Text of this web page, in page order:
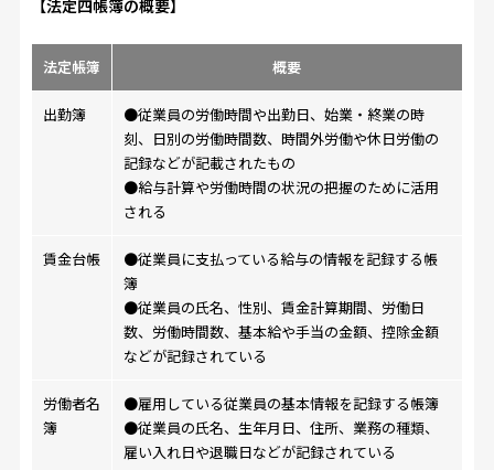
【法定四帳簿の概要】
法定帳簿 概要
出勤簿
●従業員の労働時間や出勤日、始業・終業の時
刻、日別の労働時間数、時間外労働や休日労働の
記録などが記載されたもの
●給与計算や労働時間の状況の把握のために活用
される
賃金台帳
●従業員に支払っている給与の情報を記録する帳
簿
●従業員の氏名、性別、賃金計算期間、労働日
数、労働時間数、基本給や手当の金額、控除金額
などが記録されている
労働者名
簿
●雇用している従業員の基本情報を記録する帳簿
●従業員の氏名、生年月日、住所、業務の種類、
雇い入れ日や退職日などが記録されている